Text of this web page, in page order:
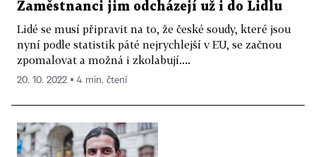
Zaměstnanci jim odcházejí už i do Lidlu
Lidé se musí připravit na to, že české soudy, které jsou
nyní podle statistik páté nejrychlejší v EU, se začnou
zpomalovat a možná i zkolabují....
20. 10. 2022 ▪ 4 min. čtení